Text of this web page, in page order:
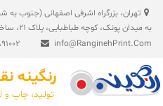
پریدن
محتوا
تهران، بزرگراه اشرفی اصفهانی (جنوب به
به میدان پونک، کوچه طباطبایی، پلاک 21، ساختمان رویال 1، واحد 16
info@RanginehPrint.Com
رنگینه
تولید، چاپ و